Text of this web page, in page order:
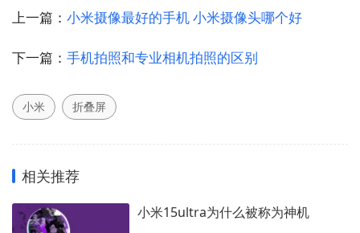
上一篇： 小米摄像最好的手机 小米摄像头哪个好
下一篇： 手机拍照和专业相机拍照的区别
小米 折叠屏
相关推荐
小米15ultra为什么被称为神机